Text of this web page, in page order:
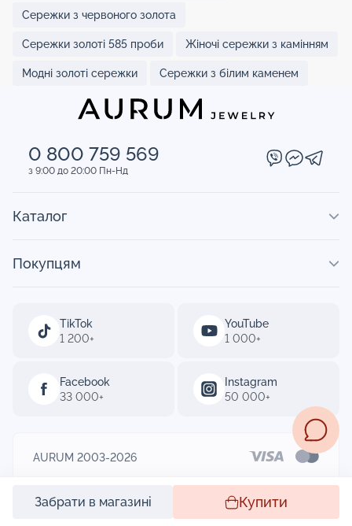
Забрати в магазині Купити
Сережки з червоного золота
Сережки золоті 585 проби Жіночі сережки з камінням
Модні золоті сережки Сережки з білим каменем
0 800 759 569
з 9:00 до 20:00 Пн-Нд
TikTok
1 200+
YouTube
1 000+
Facebook
33 000+
Instagram
50 000+
Каталог
Покупцям
AURUM 2003-2026